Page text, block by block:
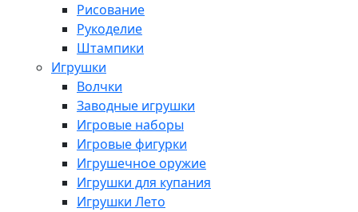
Рисование
Рукоделие
Штампики
Игрушки
Волчки
Заводные игрушки
Игровые наборы
Игровые фигурки
Игрушечное оружие
Игрушки для купания
Игрушки Лето